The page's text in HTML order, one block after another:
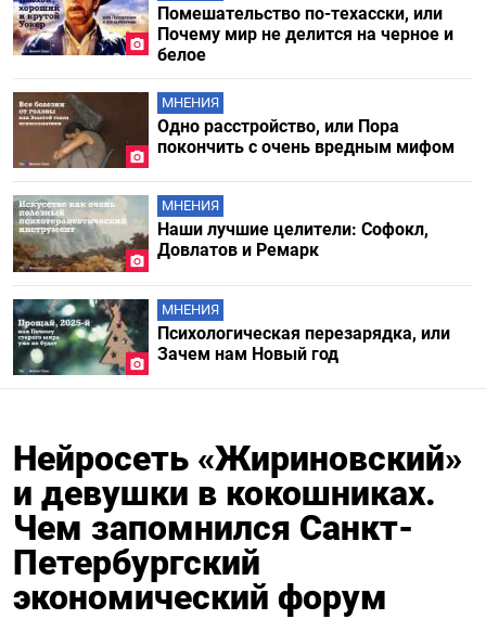
Помешательство по-техасски, или
Почему мир не делится на черное и
белое
МНЕНИЯ
Одно расстройство, или Пора
покончить с очень вредным мифом
МНЕНИЯ
Наши лучшие целители: Софокл,
Довлатов и Ремарк
МНЕНИЯ
Психологическая перезарядка, или
Зачем нам Новый год
Нейросеть «Жириновский»
и девушки в кокошниках.
Чем запомнился Санкт-
Петербургский
экономический форум